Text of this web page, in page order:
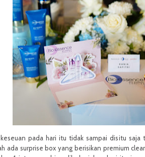
pada hari itu tidak sampai disitu saja
ada surprise box yang berisikan premium